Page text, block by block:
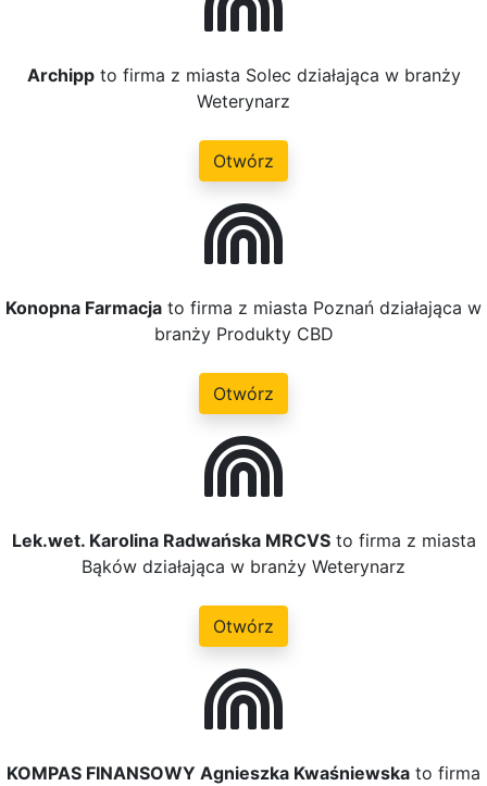
Archippto firma z miasta Solec działająca w branży
Weterynarz
Otwórz
Konopna Farmacja to firma z miasta Poznań działająca w
branży Produkty CBD
Otwórz
Lek.wet. Karolina Radwańska MRCVSto firma z miasta
Bąków działająca w branży Weterynarz
Otwórz
KOMPAS FINANSOWY Agnieszka Kwaśniewska to firma